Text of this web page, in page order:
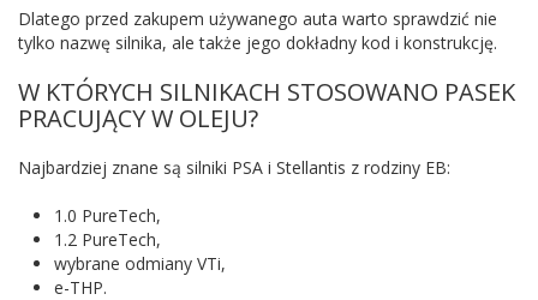
Dlatego przed zakupem używanego auta warto sprawdzić nie
tylko nazwę silnika, ale także jego dokładny kod i konstrukcję.
W KTÓRYCH SILNIKACH STOSOWANO PASEK
PRACUJĄCY W OLEJU?
Najbardziej znane są silniki PSA i Stellantis z rodziny EB:
1.0 PureTech,
1.2 PureTech,
wybrane odmiany VTi,
e-THP.